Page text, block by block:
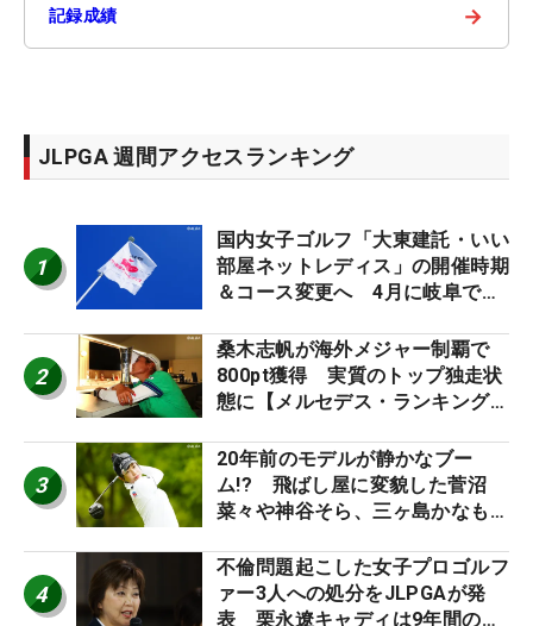
記録成績 →
JLPGA 週間アクセスランキング
1
国内女子ゴルフ「大東建託・いい
部屋ネットレディス」の開催時期
＆コース変更へ 4月に岐阜で開
2
桑木志帆が海外メジャー制覇で
800pt獲得 実質のトップ独走状
態に【メルセデス・ランキング番
3
20年前のモデルが静かなブー
ム!? 飛ばし屋に変貌した菅沼
菜々や神谷そら、三ヶ島かなも使
ロたちの“飛ばしギア”】
4
不倫問題起こした女子プロゴルフ
ァー3人への処分をJLPGAが発
表 栗永遼キャディは9年間の立